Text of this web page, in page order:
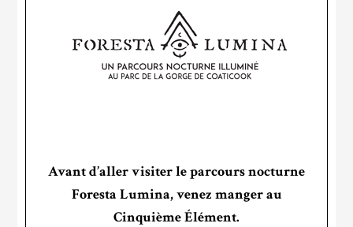
Avant d’aller visiter le parcours nocturne
Foresta Lumina, venez manger au
Cinquième Élément.